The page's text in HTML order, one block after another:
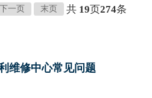
下一页 末页 共 19 页274条
维修中心常见问题